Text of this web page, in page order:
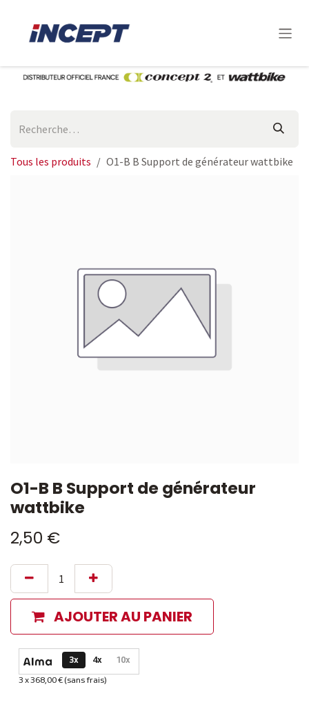
Tous les produits O1-B B Support de générateur wattbike
O1-B B Support de générateur
wattbike
2,50 €
AJOUTER AU PANIER
Options de paiement disponibles
3x 4x 10x
Informations sur le plan de paiement sélectionné
3 x 368,00 € (sans frais)